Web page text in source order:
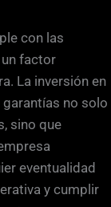
con las
factor
La inversión en
no solo
sino que
eventualidad
y cumplir